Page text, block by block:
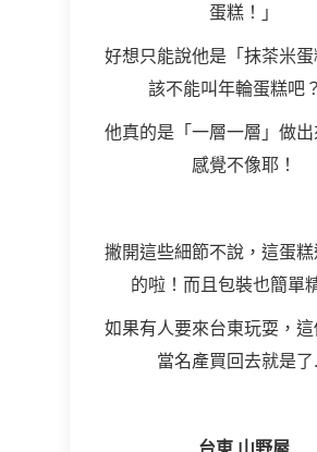
蛋糕！」
好想只能說他是「抹茶米
該不能叫年輪蛋糕吧
他真的是「一層一層」做出
感覺不像耶！
撇開這些細節不說，這蛋
的啦！而且包裝也簡單
如果有人要來台東玩耍，
當名產買回去就是了
台東 山野屋